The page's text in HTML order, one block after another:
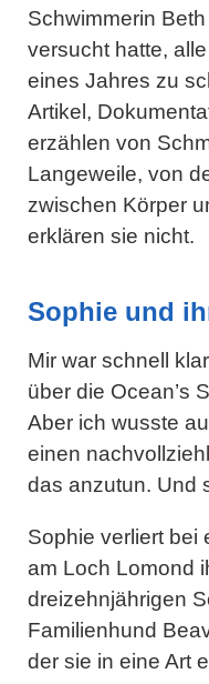
Schwimmerin
versucht hatte,
eines Jahres zu
Artikel,
erzählen von
Langeweile, von
zwischen Körper
erklären sie nicht.
Sophie und
Mir war schnell
über die Ocean’s
Aber ich wusste
einen
das anzutun. Und
Sophie verliert bei
am Loch Lomond
dreizehnjährigen
Familienhund
der sie in eine Art